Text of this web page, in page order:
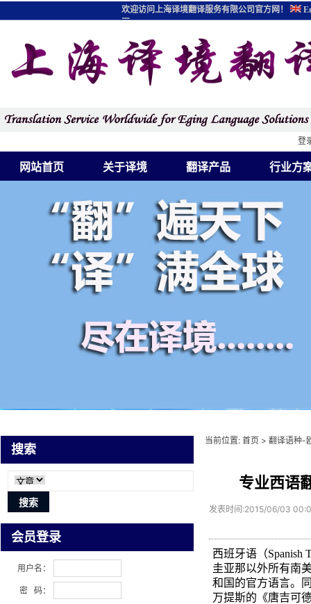
网站首页 关于译境 翻译产品 行业方
登
欢迎访问上海译境翻译服务有限公司官方网！
图
搜索
会员登录
用户名：
密 码：
当前位置: 首页 > 翻译语种-
专业西语
发表时间:2015/06/03
西班牙语（Spanish
圭亚那以外所有南
和国的官方语言。
万提斯的《唐吉可